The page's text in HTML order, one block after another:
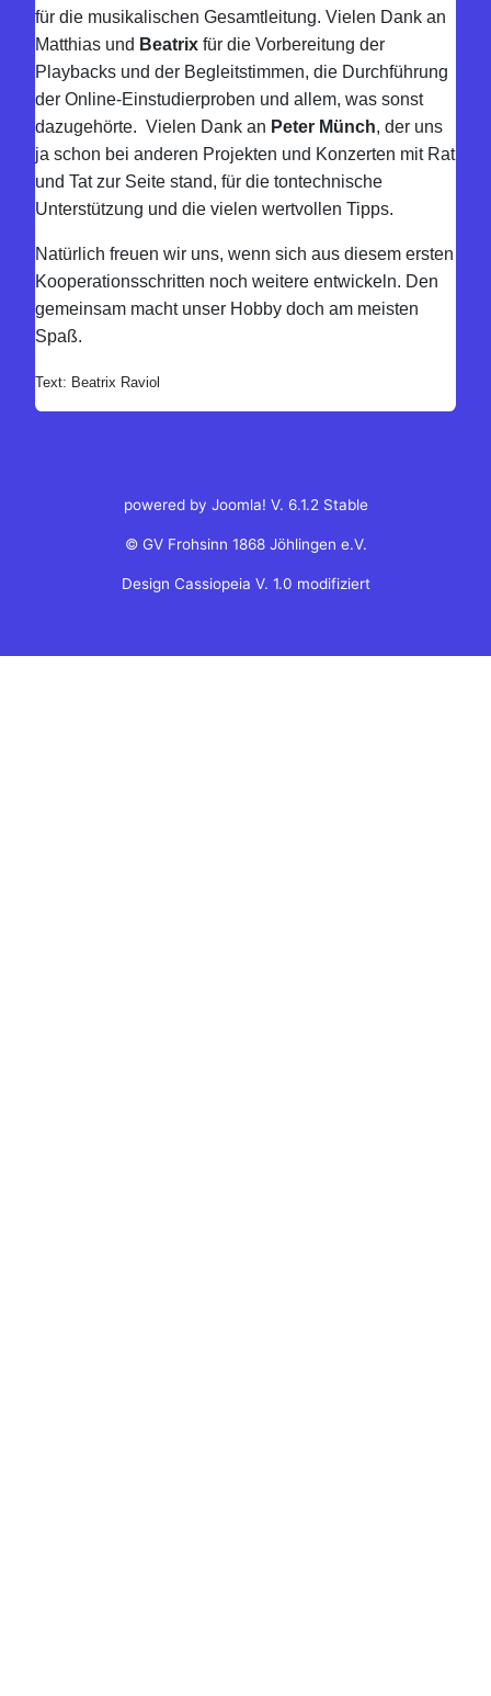
für die musikalischen Gesamtleitung. Vielen Dank an
Matthias und Beatrix für die Vorbereitung der
Playbacks und der Begleitstimmen, die Durchführung
der Online-Einstudierproben und allem, was sonst
dazugehörte. Vielen Dank an Peter Münch, der uns
ja schon bei anderen Projekten und Konzerten mit Rat
und Tat zur Seite stand, für die tontechnische
Unterstützung und die vielen wertvollen Tipps.
Natürlich freuen wir uns, wenn sich aus diesem ersten
Kooperationsschritten noch weitere entwickeln. Den
gemeinsam macht unser Hobby doch am meisten
Spaß.
Text: Beatrix Raviol
powered by Joomla! V. 6.1.2 Stable
© GV Frohsinn 1868 Jöhlingen e.V.
Design Cassiopeia V. 1.0 modifiziert